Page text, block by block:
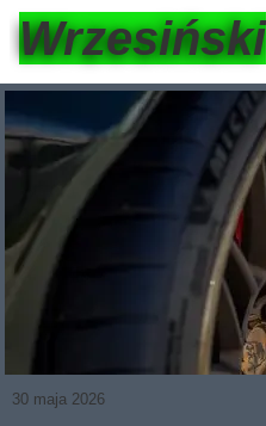
30 maja 2026
Wrzesiński